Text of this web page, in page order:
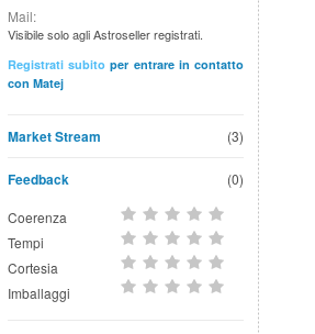
Mail:
Visibile solo agli Astroseller registrati.
Registrati subito per entrare in contatto
con Matej
(3)
Market Stream
Feedback (0)
Coerenza
Tempi
Cortesia
Imballaggi